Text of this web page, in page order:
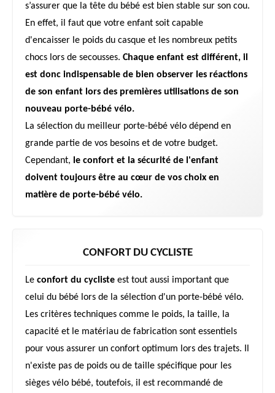
s’assurer que la tête du bébé est bien stable sur son cou.
En effet, il faut que votre enfant soit capable
d'encaisser le poids du casque et les nombreux petits
chocs lors de secousses. Chaque enfant est différent, il
est donc indispensable de bien observer les réactions
de son enfant lors des premières utilisations de son
nouveau porte-bébé vélo.
La sélection du meilleur porte-bébé vélo dépend en
grande partie de vos besoins et de votre budget.
Cependant, le confort et la sécurité de l'enfant
doivent toujours être au cœur de vos choix en
matière de porte-bébé vélo.
CONFORT DU CYCLISTE
Le confort du cycliste est tout aussi important que
celui du bébé lors de la sélection d'un porte-bébé vélo.
Les critères techniques comme le poids, la taille, la
capacité et le matériau de fabrication sont essentiels
pour vous assurer un confort optimum lors des trajets. Il
n'existe pas de poids ou de taille spécifique pour les
sièges vélo bébé, toutefois, il est recommandé de